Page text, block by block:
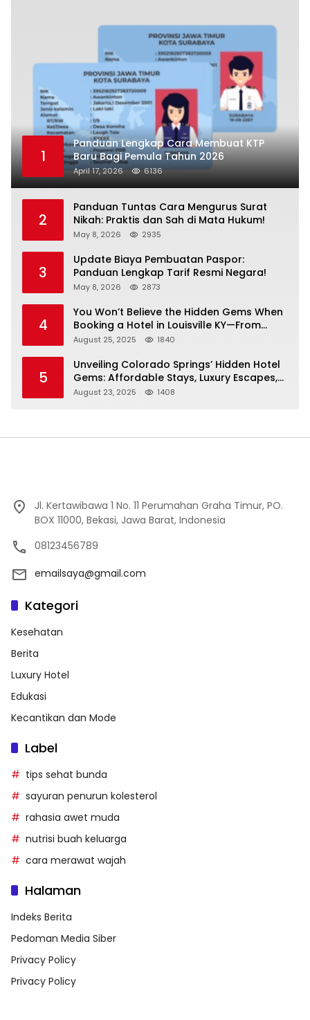
1
Panduan Lengkap Cara Membuat KTP
Baru Bagi Pemula Tahun 2026
April 17, 2026 6136
2
Panduan Tuntas Cara Mengurus Surat
Nikah: Praktis dan Sah di Mata Hukum!
May 8, 2026 2935
3
Update Biaya Pembuatan Paspor:
Panduan Lengkap Tarif Resmi Negara!
May 8, 2026 2873
4
You Won’t Believe the Hidden Gems When
Booking a Hotel in Louisville KY—From
Cheap to Luxe!
August 25, 2025 1840
5
Unveiling Colorado Springs’ Hidden Hotel
Gems: Affordable Stays, Luxury Escapes,
and Everything In Between!
August 23, 2025 1408
Jl. Kertawibawa 1 No. 11 Perumahan Graha Timur, PO.
BOX 11000, Bekasi, Jawa Barat, Indonesia
08123456789
emailsaya@gmail.com
Kategori
Kesehatan
Berita
Luxury Hotel
Edukasi
Kecantikan dan Mode
Label
tips sehat bunda
sayuran penurun kolesterol
rahasia awet muda
nutrisi buah keluarga
cara merawat wajah
Halaman
Indeks Berita
Pedoman Media Siber
Privacy Policy
Privacy Policy